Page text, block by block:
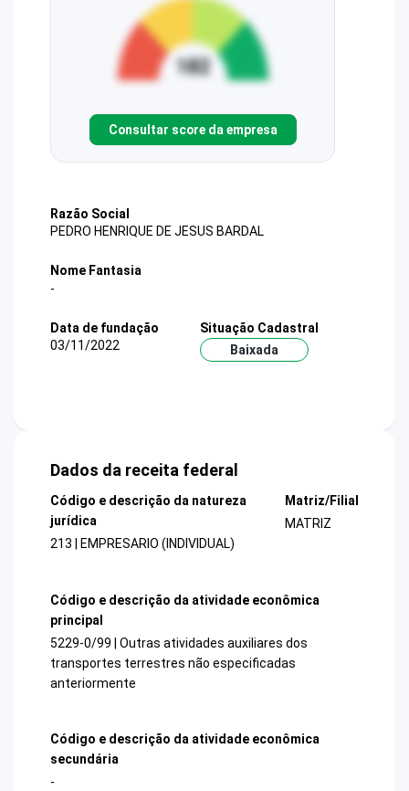
Consultar score da empresa
Razão Social
PEDRO HENRIQUE DE JESUS BARDAL
Nome Fantasia
-
Data de fundação
03/11/2022
Situação Cadastral
Baixada
Dados da receita federal
Código e descrição da natureza
jurídica
213 | EMPRESARIO (INDIVIDUAL)
Matriz/Filial
MATRIZ
Código e descrição da atividade econômica
principal
5229-0/99 | Outras atividades auxiliares dos
transportes terrestres não especificadas
anteriormente
Código e descrição da atividade econômica
secundária
-